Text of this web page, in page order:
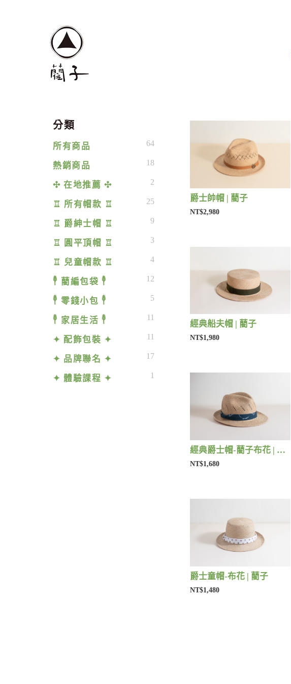
分類
所有商品 64
熱銷商品 18
✣ 在地推薦 ✣ 2
♖ 所有帽款 ♖ 25
♖ 爵紳士帽 ♖ 9
♖ 圓平頂帽 ♖ 3
♖ 兒童帽款 ♖ 4
𓇣 藺編包袋 𓇣 12
𓇣 零錢小包 𓇣 5
𓇣 家居生活 𓇣 11
✦ 配飾包裝 ✦ 11
✦ 品牌聯名 ✦ 17
✦ 體驗課程 ✦ 1
爵士帥帽 | 藺子
NT$2,980
經典船夫帽 | 藺子
NT$1,980
經典爵士帽-藺子布花 | 藺子
NT$1,680
爵士童帽-布花 | 藺子
NT$1,480